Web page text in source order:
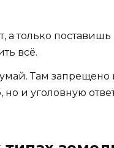
только
всё.
Там запрещено
и уголовную